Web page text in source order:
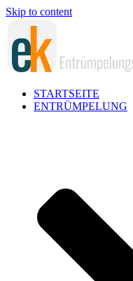
Skip to content
STARTSEITE
ENTRÜMPELUNG